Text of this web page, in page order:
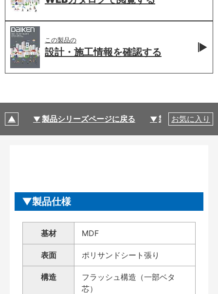
この製品の
設計・施工情報を確認する
製品シリーズページに戻る 製品仕様
お気に入り
製品仕様
基材 MDF
表面 ポリサンドシート張り
構造
フラッシュ構造（一部ベタ
芯）